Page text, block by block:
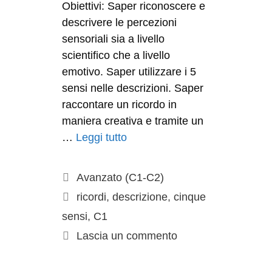
Obiettivi: Saper riconoscere e
descrivere le percezioni
sensoriali sia a livello
scientifico che a livello
emotivo. Saper utilizzare i 5
sensi nelle descrizioni. Saper
raccontare un ricordo in
maniera creativa e tramite un
… Leggi tutto
Avanzato (C1-C2)
ricordi,descrizione,cinque
sensi, C1
Lascia un commento